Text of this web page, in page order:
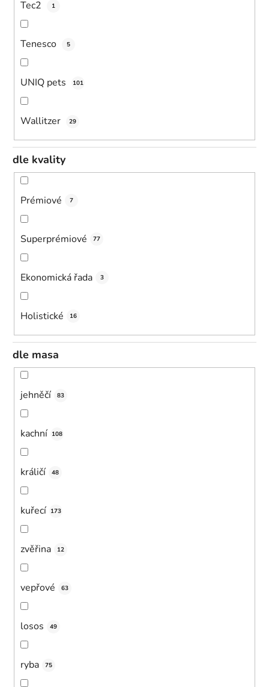
Tec2 1
Tenesco 5
UNIQ pets 101
Wallitzer 29
dle kvality
Prémiové 7
Superprémiové 77
Ekonomická řada 3
Holistické 16
dle masa
jehněčí 83
kachní 108
králičí 48
kuřecí 173
zvěřina 12
vepřové 63
losos 49
ryba 75